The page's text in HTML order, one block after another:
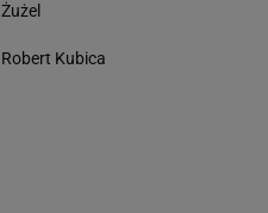
Żużel
Robert Kubica